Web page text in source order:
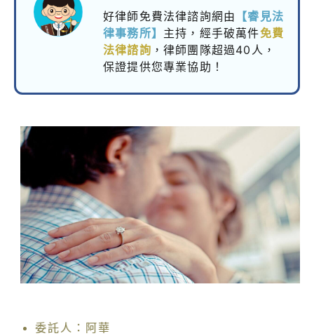
好律師免費法律諮詢網由
【睿見法
律事務所】 主持， 經手破萬件免費
法律諮詢 ，律師團隊超過40人，
保證提供您專業協助！
委託人：阿華